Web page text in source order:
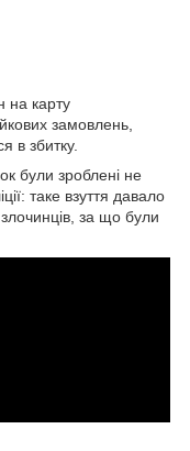
на карту
замовлень,
в збитку.
були зроблені не
таке взуття давало
за що були